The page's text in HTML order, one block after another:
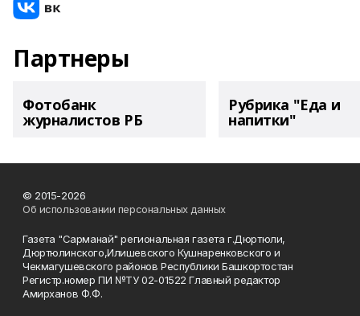
Партнеры
Фотобанк
журналистов РБ
Рубрика "Еда и
напитки"
© 2015-2026
Об использовании персональных данных
Газета "Сарманай" региональная газета г.Дюртюли,
Дюртюлинского,Илишевского Кушнаренковского и
Чекмагушевского районов Республики Башкортостан
Регистр.номер ПИ №ТУ 02-01522 Главный редактор
Амирханов Ф.Ф.